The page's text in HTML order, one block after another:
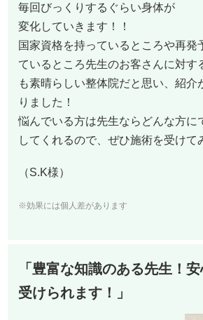
毎回びっくりするぐらい身体が
変化していきます！！
国家資格を持っているところや再発
ているところ先生のお客さんに対す
も素晴らしい整体院だと思い、紹介
りました！
悩んでいる方は先生ならどんな方に
してくれるので、ぜひ施術を受けて
（S.K様）
※効果には個人差があります
「豊富な知識のある先生！
受けられます！」